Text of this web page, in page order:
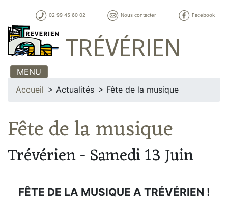
TRÉVÉRIEN
02 99 45 60 02 Nous contacter Facebook
MENU
Accueil
Actualités Fête de la musique
Fête de la musique
Trévérien - Samedi 13 Juin
FÊTE DE LA MUSIQUE A TRÉVÉRIEN !